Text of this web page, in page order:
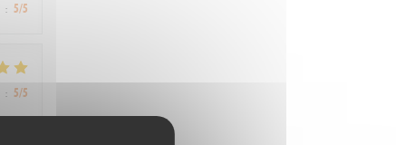
: 5/5
: 5/5